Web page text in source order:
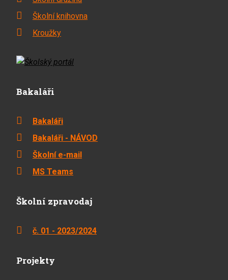
Školní knihovna
Kroužky
Bakaláři
Bakaláři
Bakaláři - NÁVOD
Školní e-mail
MS Teams
Školní zpravodaj
č. 01 - 2023/2024
Projekty